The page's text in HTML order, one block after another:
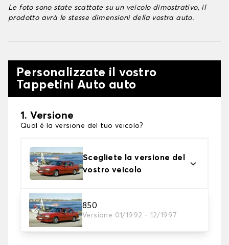
Le foto sono state scattate su un veicolo dimostrativo, il
prodotto avrà le stesse dimensioni della vostra auto.
Personalizzate il vostro
Tappetini Auto auto
1. Versione
Qual è la versione del tuo veicolo?
Scegliete la versione del
vostro veicolo
850
Versione 01/1992 - 12/1997
2. Materiale
Scegli il materiale del tappetini auto